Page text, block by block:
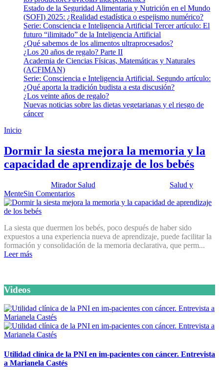
Estado de la Seguridad Alimentaria y Nutrición en el Mundo
(SOFI) 2025: ¿Realidad estadística o espejismo numérico?
Serie: Consciencia e Inteligencia Artificial Tercer artículo: El
futuro “ilimitado” de la Inteligencia Artificial
¿Qué sabemos de los alimentos ultraprocesados?
¿Los 20 años de regalo? Parte II
Academia de Ciencias Físicas, Matemáticas y Naturales
(ACFIMAN)
Serie: Consciencia e Inteligencia Artificial. Segundo artículo:
¿Qué aporta la tradición budista a esta discusión?
¿Los veinte años de regalo?
Nuevas noticias sobre las dietas vegetarianas y el riesgo de
cáncer
Inicio
Dormir la siesta mejora la memoria y la
capacidad de aprendizaje de los bebés
Mirador Salud
Salud y
MenteSin Comentarios
La siesta que duermen los bebés, poco después de haber sido
expuestos a una experiencia nueva de aprendizaje, puede facilitar la
formación y consolidación de la memoria declarativa, que perm...
Leer más
Videos
Utilidad clínica de la PNI en im-pacientes con cáncer. Entrevista
a Marianela Castés